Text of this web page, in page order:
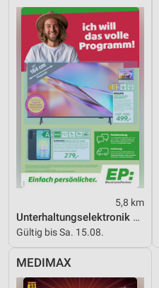
5,8 km
Unterhaltungselektronik 08/2026
Gültig bis Sa. 15.08.
MEDIMAX